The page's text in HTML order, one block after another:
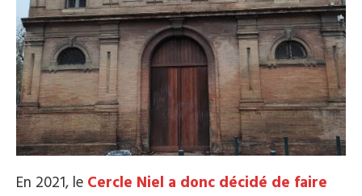
En 2021, le Cercle Niel a donc décidé de faire